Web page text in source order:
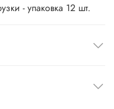
- упаковка 12 шт.